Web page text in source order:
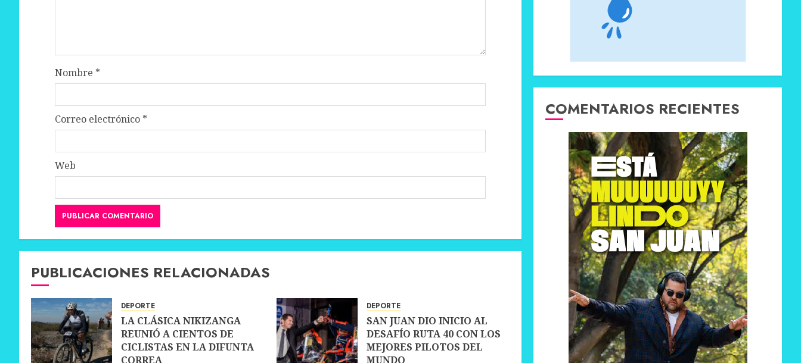
Nombre *
Correo electrónico *
Web
PUBLICACIONES RELACIONADAS
DEPORTE
LA CLÁSICA NIKIZANGA
REUNIÓ A CIENTOS DE
CICLISTAS EN LA DIFUNTA
CORREA
DEPORTE
SAN JUAN DIO INICIO AL
DESAFÍO RUTA 40 CON LOS
MEJORES PILOTOS DEL
MUNDO
COMENTARIOS RECIENTES